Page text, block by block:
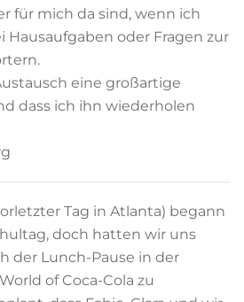
für mich da sind, wenn ich
Hausaufgaben oder Fragen zur
eine großartige
dass ich ihn wiederholen
Tag in Atlanta) begann
doch hatten wir uns
der Lunch-Pause in der
of Coca-Cola zu